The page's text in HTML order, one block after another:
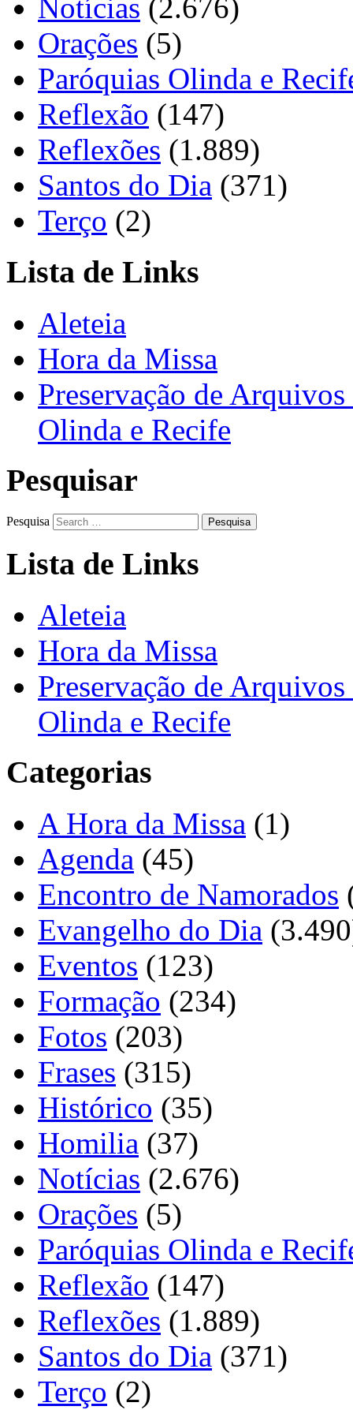
Notícias (2.676)
Orações (5)
Paróquias Olinda e
Reflexão (147)
Reflexões (1.889)
Santos do Dia (371)
Terço (2)
Lista de Links
Aleteia
Hora da Missa
Preservação de
Olinda e Recife
Pesquisar
Pesquisa
Lista de Links
Aleteia
Hora da Missa
Preservação de
Olinda e Recife
Categorias
A Hora da Missa (1)
Agenda (45)
Encontro de Namorados
Evangelho do Dia
Eventos (123)
Formação (234)
Fotos (203)
Frases (315)
Histórico (35)
Homilia (37)
Notícias (2.676)
Orações (5)
Paróquias Olinda e
Reflexão (147)
Reflexões (1.889)
Santos do Dia (371)
Terço (2)